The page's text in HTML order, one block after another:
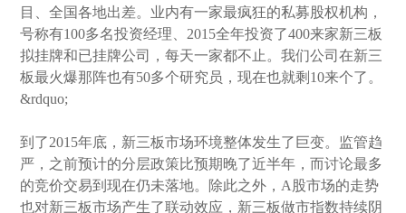
目、全国各地出差。业内有一家最疯狂的私募股权机构，
号称有100多名投资经理、2015全年投资了400来家新三板
拟挂牌和已挂牌公司，每天一家都不止。我们公司在新三
板最火爆那阵也有50多个研究员，现在也就剩10来个了。
&rdquo;
到了2015年底，新三板市场环境整体发生了巨变。监管趋
严，之前预计的分层政策比预期晚了近半年，而讨论最多
的竞价交易到现在仍未落地。除此之外，A股市场的走势
也对新三板市场产生了联动效应，新三板做市指数持续阴